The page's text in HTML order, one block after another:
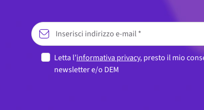
Letta l’informativa privacy, presto il mio
newsletter e/o DEM